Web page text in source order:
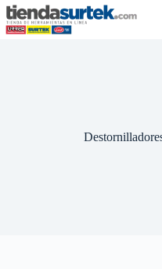
Saltar
al
contenido